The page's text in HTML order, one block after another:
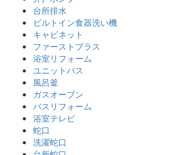
台所排水
ビルトイン食器洗い機
キャビネット
ファーストプラス
浴室リフォーム
ユニットバス
風呂釜
ガスオーブン
バスリフォーム
浴室テレビ
蛇口
洗濯蛇口